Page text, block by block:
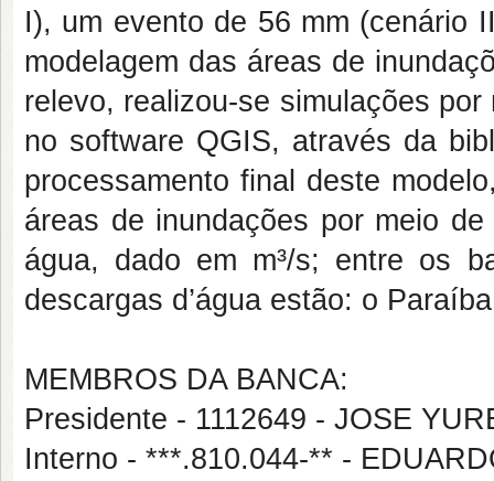
I), um evento de 56 mm (cenário
modelagem das áreas de
relevo, realizou-se simulações
no software QGIS, através da
processamento final deste
áreas de inundações por meio
água, dado em m³/s; entre os
descargas d’água estão: o
MEMBROS DA BANCA:
Presidente - 1112649 - JOSE
Interno - ***.810.044-** -